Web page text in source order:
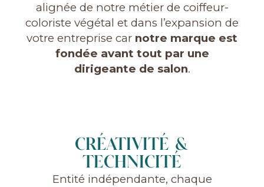
alignée de notre métier de coiffeur-
coloriste végétal et dans l’expansion de
votre entreprise car notre marque est
fondée avant tout par une
dirigeante de salon.
CRÉATIVITÉ &
TECHNICITÉ
Entité indépendante, chaque